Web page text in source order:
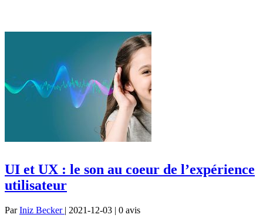
UI et UX : le son au coeur de l’expérience
utilisateur
ParIniz Becker | 2021-12-03 | 0 avis